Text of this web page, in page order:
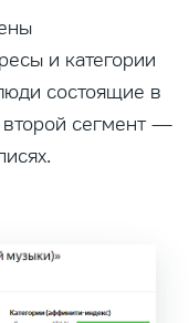
и категории
состоящие в
второй сегмент —